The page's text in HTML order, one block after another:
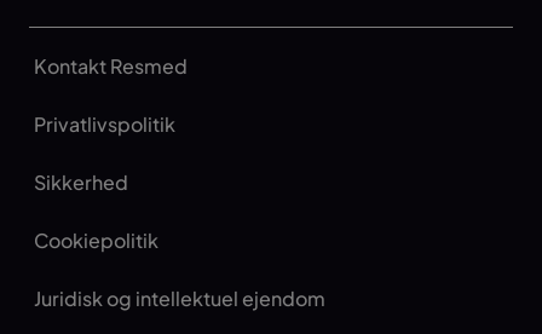
Kontakt Resmed
Privatlivspolitik
Sikkerhed
Cookiepolitik
Juridisk og intellektuel ejendom